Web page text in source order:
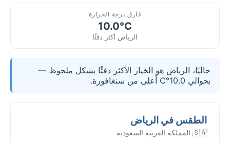
فارق درجة الحرارة
10.0°C
الرياض أكثر دفئًا
حاليًا، الرياض هو الخيار الأكثر دفئًا بشكل ملحوظ —
بحوالي 10.0°C أعلى من سنغافورة.
الطقس في الرياض
🇸🇦 المملكة العربية السعودية